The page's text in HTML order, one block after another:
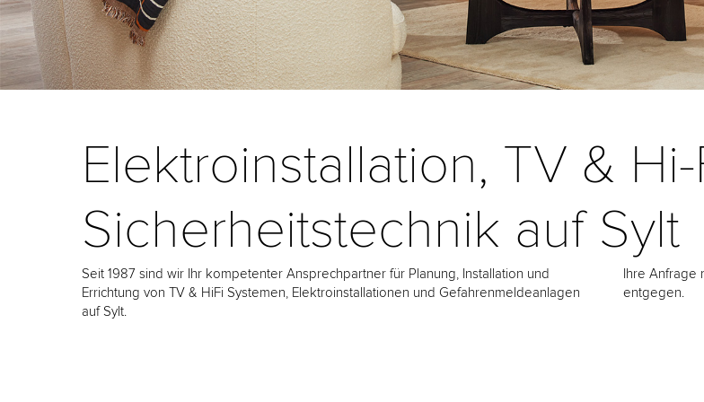
Elektroinstallation, TV &
Sicherheitstechnik auf Sylt
Seit 1987 sind wir Ihr kompetenter Ansprechpartner für Planung, Installation und
Errichtung von TV & HiFi Systemen, Elektroinstallationen und Gefahrenmeldeanlagen
auf Sylt.
Ihre
entgegen.